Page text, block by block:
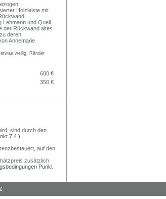
Holzleiste mit
Lehmann und Quell
der Rückwand altes
deren
Annemarie
wellig, Ränder
600 €
350 €
sind durch den
7.4.)
auf den
zusätzlich
Punkt